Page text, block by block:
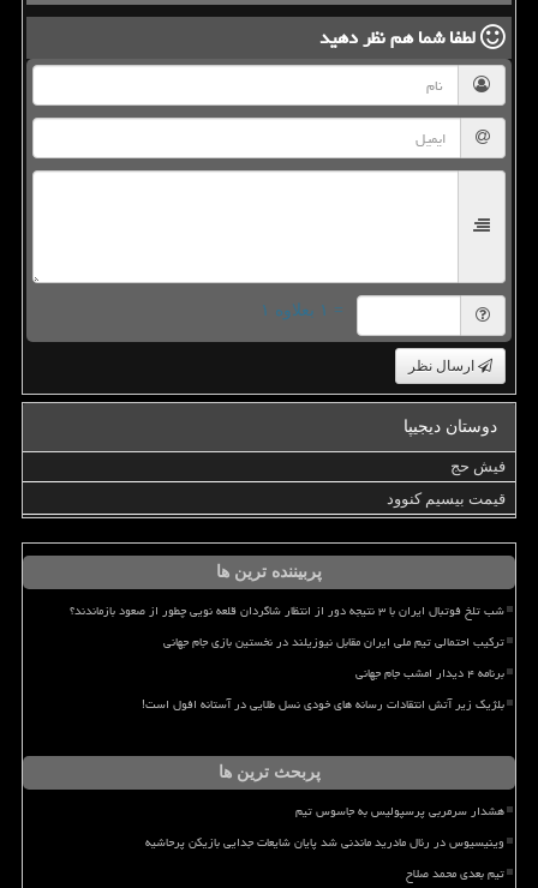
لطفا شما همنظر دهید
= ۱ بعلاوه ۱
ارسال نظر
دوستان دیجیپا
فیش حج
قیمت بیسیم کنوود
پربیننده ترین ها
شب تلخ فوتبال ایران با ۳ نتیجه دور از انتظار شاگردان قلعه نویی چطور از صعود بازماندند؟
ترکیب احتمالی تیم ملی ایران مقابل نیوزیلند در نخستین بازی جام جهانی
برنامه ۴ دیدار امشب جام جهانی
بلژیک زیر آتش انتقادات رسانه های خودی نسل طلایی در آستانه افول است!
پربحث ترین ها
هشدار سرمربی پرسپولیس به جاسوس تیم
وینیسیوس در رئال مادرید ماندنی شد پایان شایعات جدایی بازیکن پرحاشیه
تیم بعدی محمد صلاح